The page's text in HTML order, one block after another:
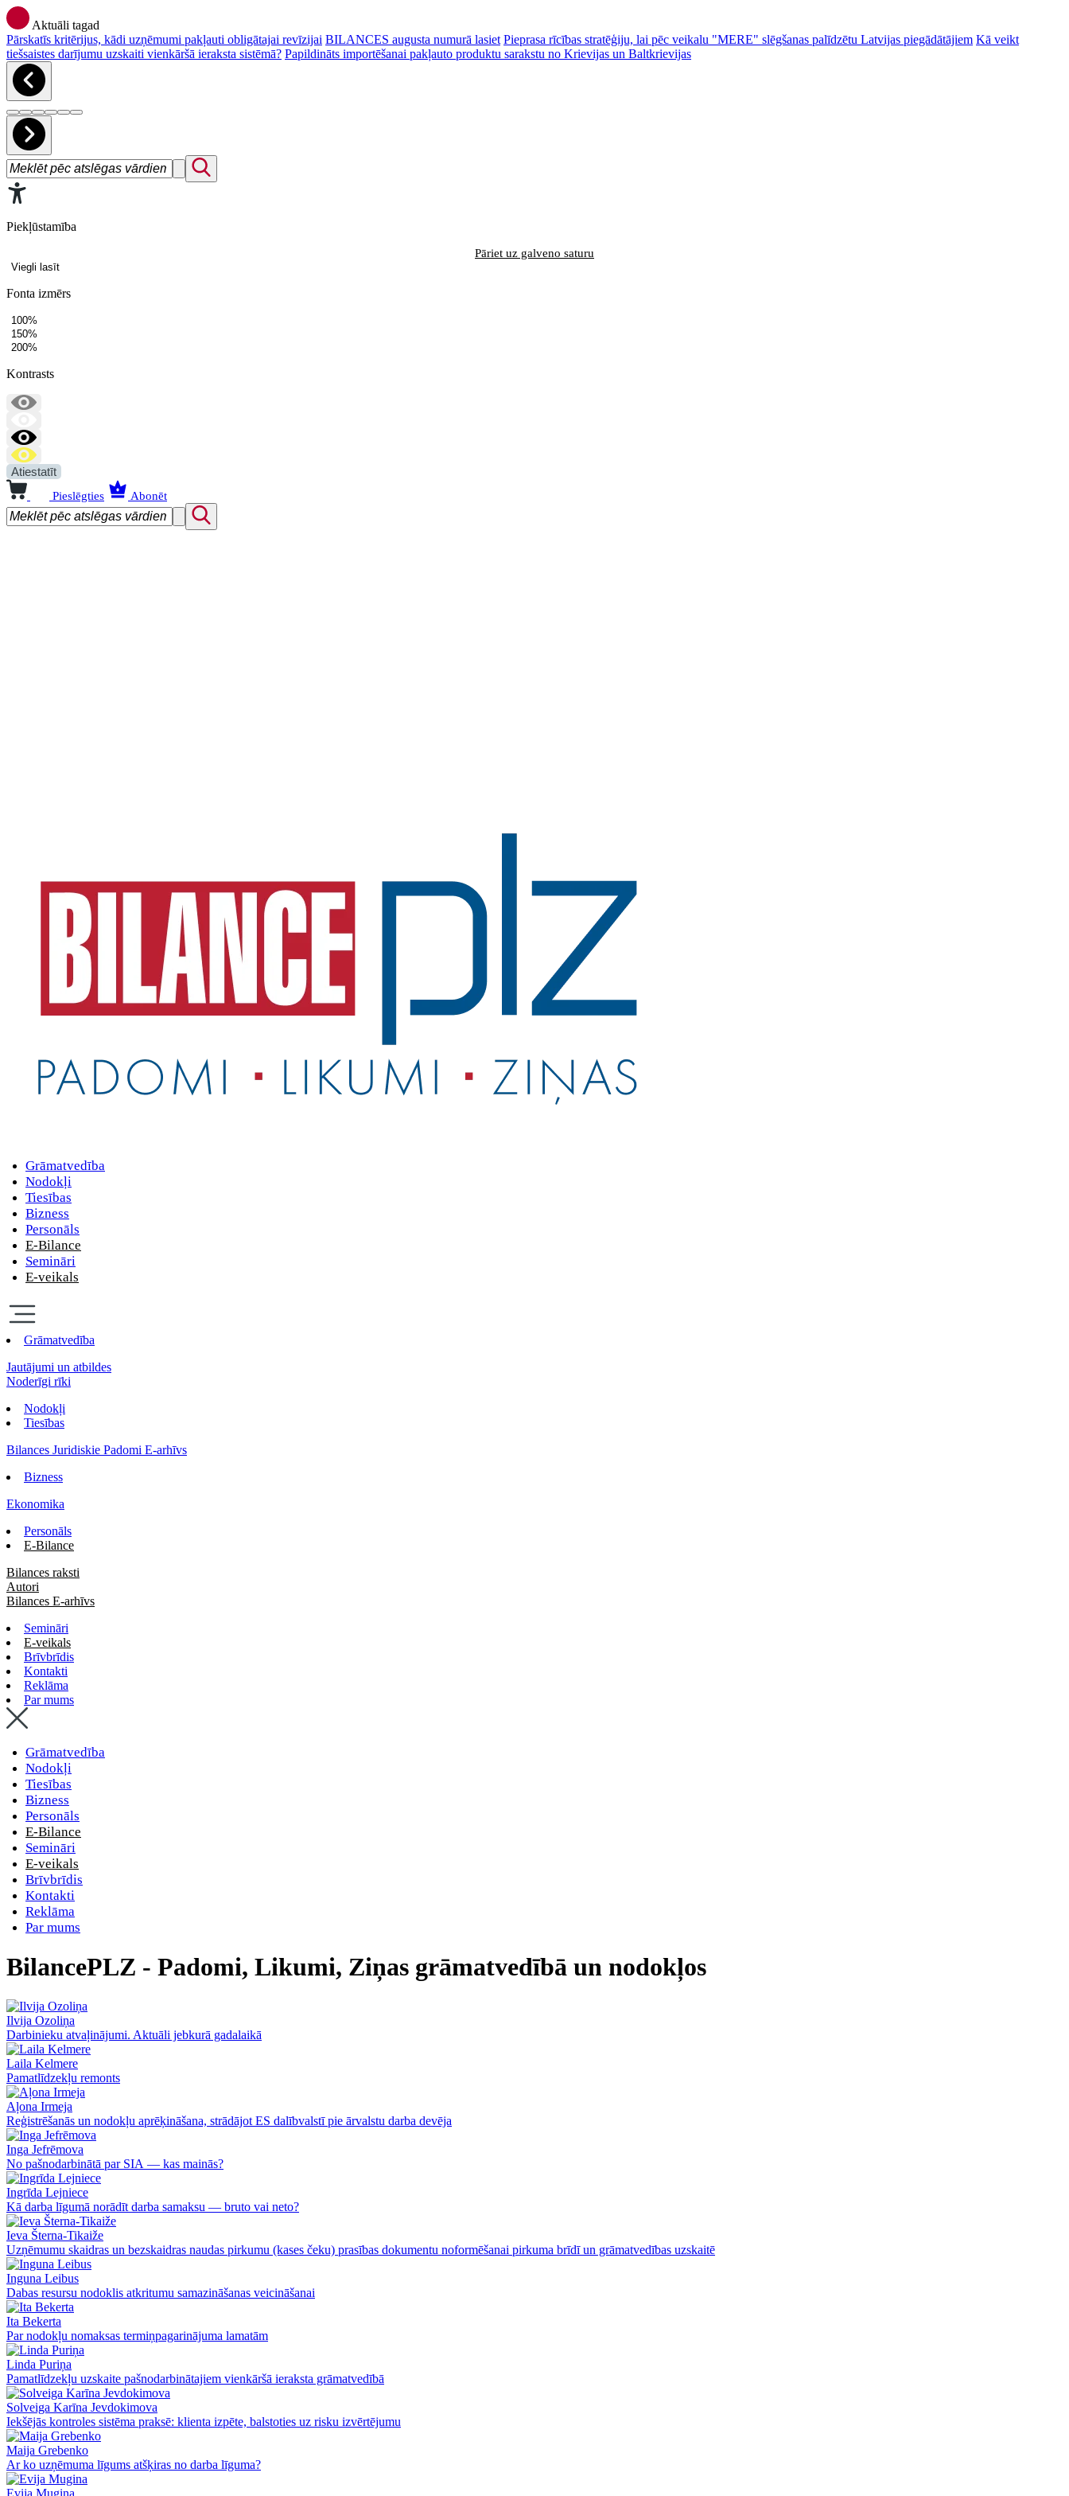
Aktuāli tagad
Pārskatīs kritērijus, kādi uzņēmumi pakļauti obligātajai revīzijai BILANCES augusta numurā lasiet Pieprasa rīcības stratēģiju, lai pēc veikalu "MERE" slēgšanas palīdzētu Latvijas piegādātājiem Kā veikt
tiešsaistes darījumu uzskaiti vienkāršā ieraksta sistēmā? Papildināts importēšanai pakļauto produktu sarakstu no Krievijas un Baltkrievijas
Piekļūstamība
Pāriet uz galveno saturu
Viegli lasīt
Fonta izmērs
100%
150%
200%
Kontrasts
Atiestatīt
Pieslēgties Abonēt
Grāmatvedība
Nodokļi
Tiesības
Bizness
Personāls
E-Bilance
Semināri
E-veikals
Grāmatvedība
Jautājumi un atbildes
Noderīgi rīki
Nodokļi
Tiesības
Bilances Juridiskie Padomi E-arhīvs
Bizness
Ekonomika
Personāls
E-Bilance
Bilances raksti
Autori
Bilances E-arhīvs
Semināri
E-veikals
Brīvbrīdis
Kontakti
Reklāma
Par mums
Grāmatvedība
Nodokļi
Tiesības
Bizness
Personāls
E-Bilance
Semināri
E-veikals
Brīvbrīdis
Kontakti
Reklāma
Par mums
BilancePLZ - Padomi, Likumi, Ziņas grāmatvedībā un nodokļos
Ilvija Ozoliņa
Darbinieku atvaļinājumi. Aktuāli jebkurā gadalaikā
Laila Kelmere
Pamatlīdzekļu remonts
Aļona Irmeja
Reģistrēšanās un nodokļu aprēķināšana, strādājot ES dalībvalstī pie ārvalstu darba devēja
Inga Jefrēmova
No pašnodarbinātā par SIA — kas mainās?
Ingrīda Lejniece
Kā darba līgumā norādīt darba samaksu — bruto vai neto?
Ieva Šterna-Tikaiže
Uzņēmumu skaidras un bezskaidras naudas pirkumu (kases čeku) prasības dokumentu noformēšanai pirkuma brīdī un grāmatvedības uzskaitē
Inguna Leibus
Dabas resursu nodoklis atkritumu samazināšanas veicināšanai
Ita Bekerta
Par nodokļu nomaksas termiņpagarinājuma lamatām
Linda Puriņa
Pamatlīdzekļu uzskaite pašnodarbinātajiem vienkāršā ieraksta grāmatvedībā
Solveiga Karīna Jevdokimova
Iekšējās kontroles sistēma praksē: klienta izpēte, balstoties uz risku izvērtējumu
Maija Grebenko
Ar ko uzņēmuma līgums atšķiras no darba līguma?
Evija Mugina